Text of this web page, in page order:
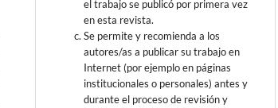
el trabajo se publicó por primera vez
en esta revista.
Se permite y recomienda a los
autores/as a publicar su trabajo en
Internet (por ejemplo en páginas
institucionales o personales) antes y
durante el proceso de revisión y